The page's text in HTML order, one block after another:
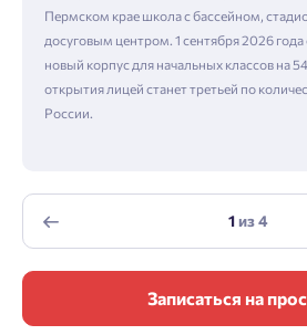
Пермском крае школа с бассейном,
досуговым центром. 1 сентября 2026 года
новый корпус для начальных классов на
открытия лицей станет третьей по
России.
1из4
Записаться на